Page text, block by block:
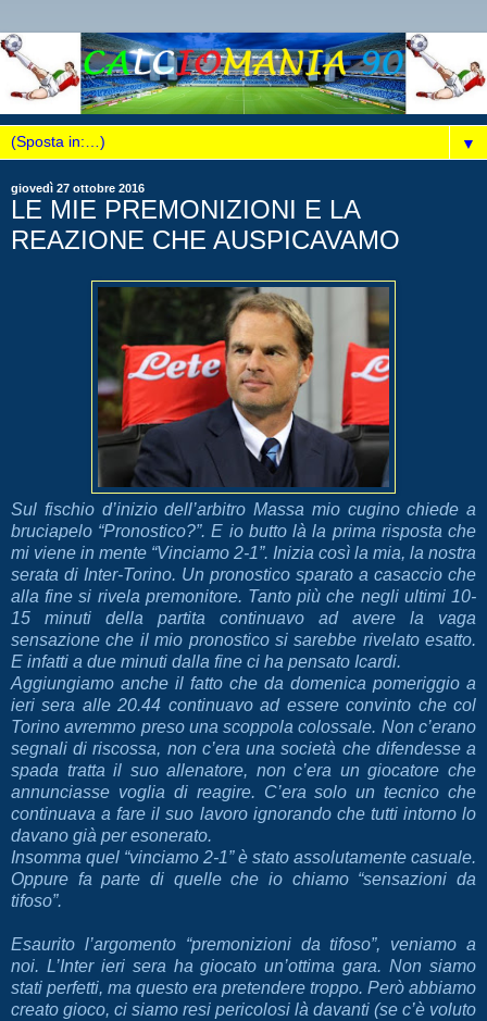
▼
giovedì 27 ottobre 2016
LE MIE PREMONIZIONI E LA
REAZIONE CHE AUSPICAVAMO
Sul fischio d’inizio dell’arbitro Massa mio cugino chiede a
bruciapelo “Pronostico?”. E io butto là la prima risposta che
mi viene in mente “Vinciamo 2-1”. Inizia così la mia, la nostra
serata di Inter-Torino. Un pronostico sparato a casaccio che
alla fine si rivela premonitore. Tanto più che negli ultimi 10-
15 minuti della partita continuavo ad avere la vaga
sensazione che il mio pronostico si sarebbe rivelato esatto.
E infatti a due minuti dalla fine ci ha pensato Icardi.
Aggiungiamo anche il fatto che da domenica pomeriggio a
ieri sera alle 20.44 continuavo ad essere convinto che col
Torino avremmo preso una scoppola colossale. Non c’erano
segnali di riscossa, non c’era una società che difendesse a
spada tratta il suo allenatore, non c’era un giocatore che
annunciasse voglia di reagire. C’era solo un tecnico che
continuava a fare il suo lavoro ignorando che tutti intorno lo
davano già per esonerato.
Insomma quel “vinciamo 2-1” è stato assolutamente casuale.
Oppure fa parte di quelle che io chiamo “sensazioni da
tifoso”.
Esaurito l’argomento “premonizioni da tifoso”, veniamo a
noi. L’Inter ieri sera ha giocato un’ottima gara. Non siamo
stati perfetti, ma questo era pretendere troppo. Però abbiamo
creato gioco, ci siamo resi pericolosi là davanti (se c’è voluto